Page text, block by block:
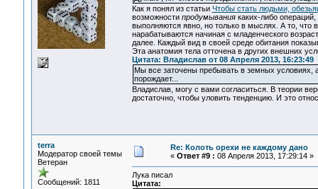
Как я понял из статьи Чтобы стать людьми,
возможности продумываниякаких-либо
выполняются явно, но только в мыслях. А то, что
нарабатываются начиная с младенческого
далее. Каждый вид в своей среде обитания
Эта анатомия тела отточена в других внешних
Цитата: Владислав от 08 Апреля 2013, 16:23:49
Мы все заточены пребывать в земных условиях,
порождает...
Владислав, могу с вами согласиться. В теории
достаточно, чтобы уловить тенденцию. И это
terra
Модератор своей темы
Ветеран
Сообщений: 1811
Re: Колоть орехи не каждому дано
« Ответ #9 : 08 Апреля 2013, 17:29:14 »
Лука писал
Цитата: